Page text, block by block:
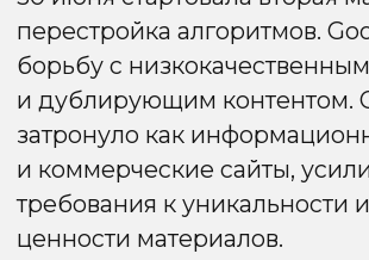
2. E-E-A-T стал обязательным фактором
В 2025 году Google усилил влияние
сигналов, связанных с опытом,
экспертизой, авторитетностью
и доверием. E-E-A-T из рекомендации
превратился в необходимый элемент.
Особенно это касается тематик «высокой
ответственности»: финансы, медицина,